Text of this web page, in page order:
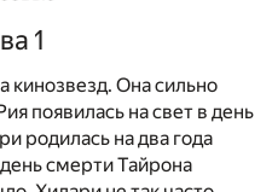
1
кинозвезд. Она сильно
появилась на свет в день
родилась на два года
смерти Тайрона